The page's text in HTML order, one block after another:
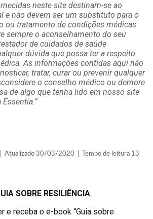
neste site destinam-se ao
e não devem ser um substituto para o
ou tratamento de condições médicas
sempre o aconselhamento do seu
de cuidados de saúde
dúvida que possa ter a respeito
As informações contidas aqui não
tratar, curar ou prevenir qualquer
o conselho médico ou demore
de algo que tenha lido em nosso site
30/03/2020 | Tempo de leitura 13
SOBRE RESILIÊNCIA
e receba o e-book “Guia sobre